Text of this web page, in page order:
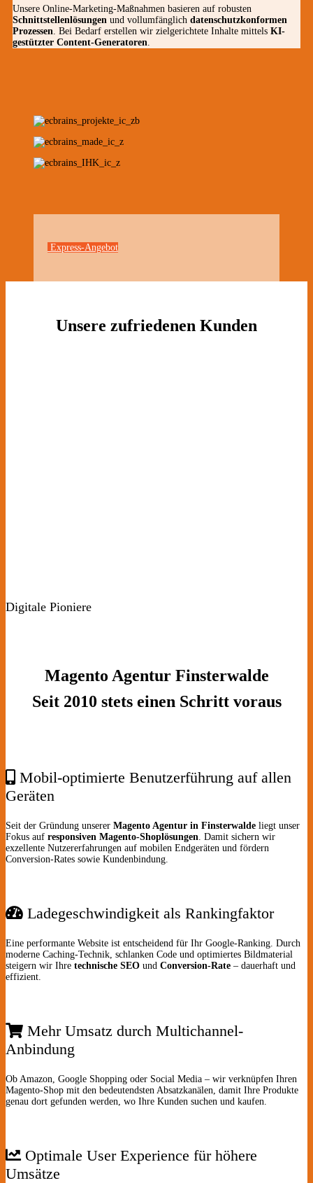
Unsere Online-Marketing-Maßnahmen basieren auf robusten
Schnittstellenlösungen und vollumfänglich datenschutzkonformen
Prozessen. Bei Bedarf erstellen wir zielgerichtete Inhalte mittels KI-
gestützter Content-Generatoren.
Express-Angebot
Unsere zufriedenen Kunden
Digitale Pioniere
Magento Agentur Finsterwalde
Seit 2010 stets einen Schritt voraus
Mobil-optimierte Benutzerführung auf allen
Geräten
Seit der Gründung unserer Magento Agentur in Finsterwalde liegt unser
Fokus auf responsiven Magento-Shoplösungen . Damit sichern wir
exzellente Nutzererfahrungen auf mobilen Endgeräten und fördern
Conversion-Rates sowie Kundenbindung.
Ladegeschwindigkeit als Rankingfaktor
Eine performante Website ist entscheidend für Ihr Google-Ranking. Durch
moderne Caching-Technik, schlanken Code und optimiertes Bildmaterial
steigern wir Ihre technische SEO und Conversion-Rate – dauerhaft und
effizient.
Mehr Umsatz durch Multichannel-
Anbindung
Ob Amazon, Google Shopping oder Social Media – wir verknüpfen Ihren
Magento-Shop mit den bedeutendsten Absatzkanälen, damit Ihre Produkte
genau dort gefunden werden, wo Ihre Kunden suchen und kaufen.
Optimale User Experience für höhere
Umsätze